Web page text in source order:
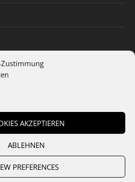
Zustimmung
AKZEPTIEREN
ABLEHNEN
PREFERENCES
Cookies Datenschutz